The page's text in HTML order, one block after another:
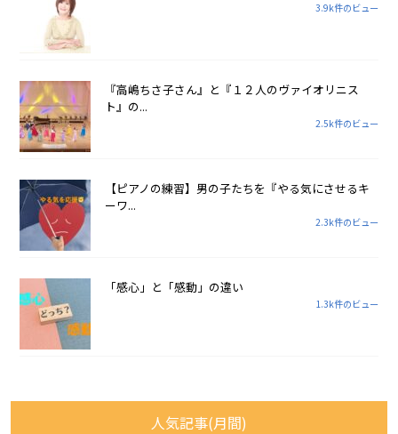
3.9k件のビュー
『高嶋ちさ子さん』と『１２人のヴァイオリニス
ト』の...
2.5k件のビュー
【ピアノの練習】男の子たちを『やる気にさせるキ
ーワ...
2.3k件のビュー
「感心」と「感動」の違い
1.3k件のビュー
人気記事(月間)